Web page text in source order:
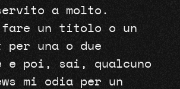
a molto.
fare un titolo o un
una o due
e poi, sai, qualcuno
mi odia per un